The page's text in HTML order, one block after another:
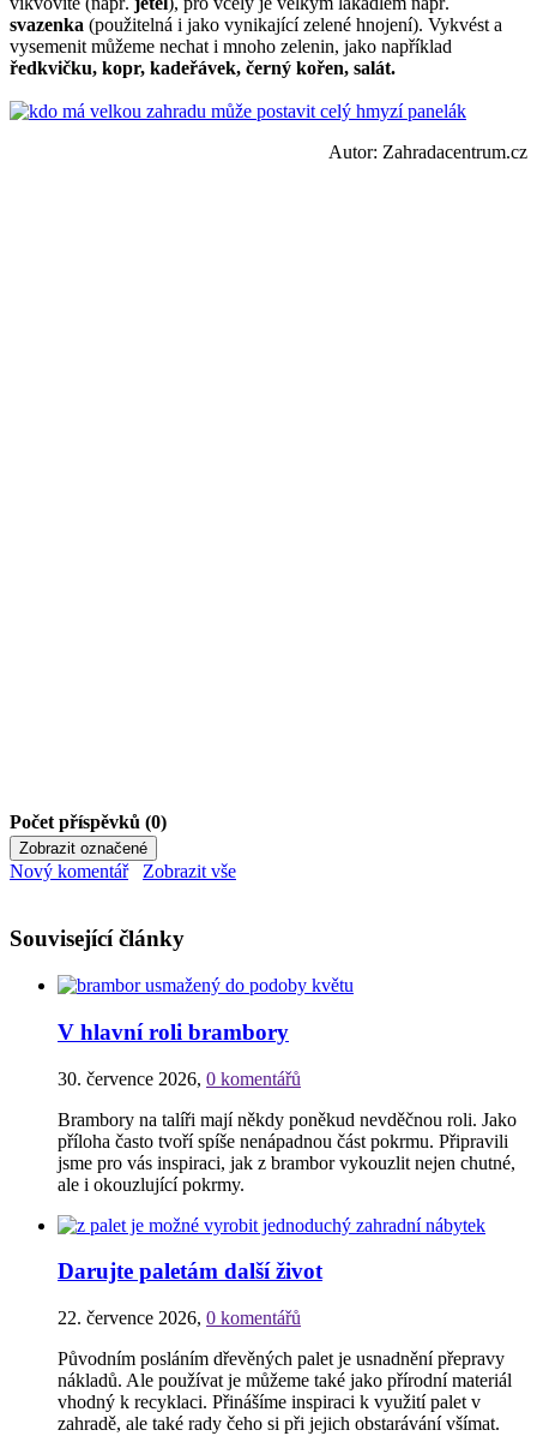
svazenka (použitelná i jako vynikající zelené hnojení). Vykvést a
vysemenit můžeme nechat i mnoho zelenin, jako například
ředkvičku, kopr, kadeřávek, černý kořen, salát.
Autor: Zahradacentrum.cz
Počet příspěvků (0)
Nový komentář Zobrazit vše
Související články
V hlavní roli brambory
30. července 2026, 0 komentářů
Brambory na talíři mají někdy poněkud nevděčnou roli. Jako
příloha často tvoří spíše nenápadnou část pokrmu. Připravili
jsme pro vás inspiraci, jak z brambor vykouzlit nejen chutné,
ale i okouzlující pokrmy.
Darujte paletám další život
22. července 2026, 0 komentářů
Původním posláním dřevěných palet je usnadnění přepravy
nákladů. Ale používat je můžeme také jako přírodní materiál
vhodný k recyklaci. Přinášíme inspiraci k využití palet v
zahradě, ale také rady čeho si při jejich obstarávání všímat.